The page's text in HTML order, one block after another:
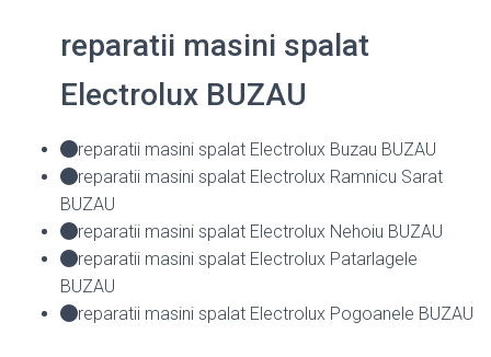
reparatii masini spalat
Electrolux BUZAU
reparatii masini spalat Electrolux Buzau BUZAU
reparatii masini spalat Electrolux Ramnicu Sarat
BUZAU
reparatii masini spalat Electrolux Nehoiu BUZAU
reparatii masini spalat Electrolux Patarlagele
BUZAU
reparatii masini spalat Electrolux Pogoanele BUZAU